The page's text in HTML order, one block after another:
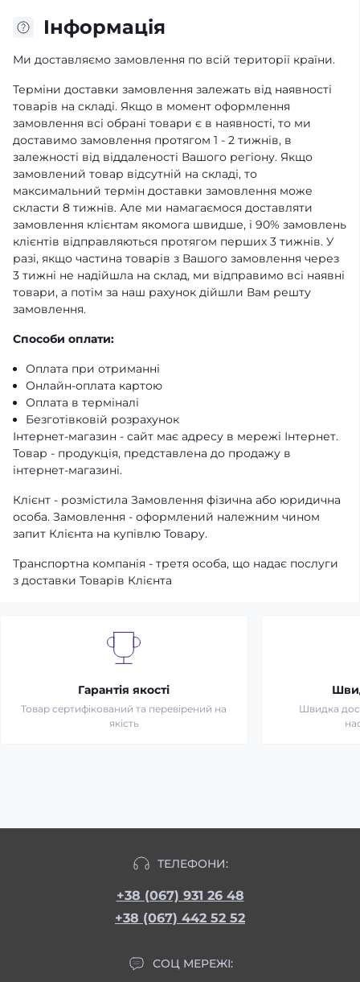
Iнформація
Ми доставляємо замовлення по всій території країни.
Терміни доставки замовлення залежать від наявності
товарів на складі. Якщо в момент оформлення
замовлення всі обрані товари є в наявності, то ми
доставимо замовлення протягом 1 - 2 тижнів, в
залежності від віддаленості Вашого регіону. Якщо
замовлений товар відсутній на складі, то
максимальний термін доставки замовлення може
скласти 8 тижнів. Але ми намагаємося доставляти
замовлення клієнтам якомога швидше, і 90% замовлень
клієнтів відправляються протягом перших 3 тижнів. У
разі, якщо частина товарів з Вашого замовлення через
3 тижні не надійшла на склад, ми відправимо всі наявні
товари, а потім за наш рахунок дійшли Вам решту
замовлення.
Способи оплати:
Оплата при отриманні
Онлайн-оплата картою
Оплата в терміналі
Безготівковій розрахунок
Інтернет-магазин - сайт має адресу в мережі Інтернет.
Товар - продукція, представлена ​​до продажу в
інтернет-магазині.
Клієнт - розмістила Замовлення фізична або юридична
особа. Замовлення - оформлений належним чином
запит Клієнта на купівлю Товару.
Транспортна компанія - третя особа, що надає послуги
з доставки Товарів Клієнта
Гарантія якості
Товар сертифікований та перевірений на
якість
Швидка
ТЕЛЕФОНИ:
+38 (067) 931 26 48
+38 (067) 442 52 52
СОЦ МЕРЕЖІ: